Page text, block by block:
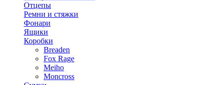
Отцепы
Ремни и стяжки
Фонари
Ящики
Коробки
Breaden
Fox Rage
Meiho
Moncross